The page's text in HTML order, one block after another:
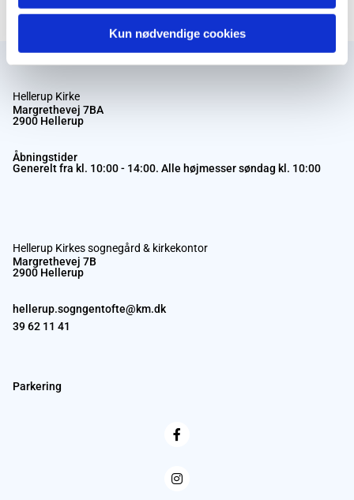
Kun nødvendige cookies
Hellerup Kirke
Margrethevej 7BA
2900 Hellerup
Åbningstider
Generelt fra kl. 10:00 - 14:00. Alle højmesser søndag kl. 10:00
Hellerup Kirkes sognegård & kirkekontor
Margrethevej 7B
2900 Hellerup
hellerup.sogngentofte@km.dk
39 62 11 41
Parkering